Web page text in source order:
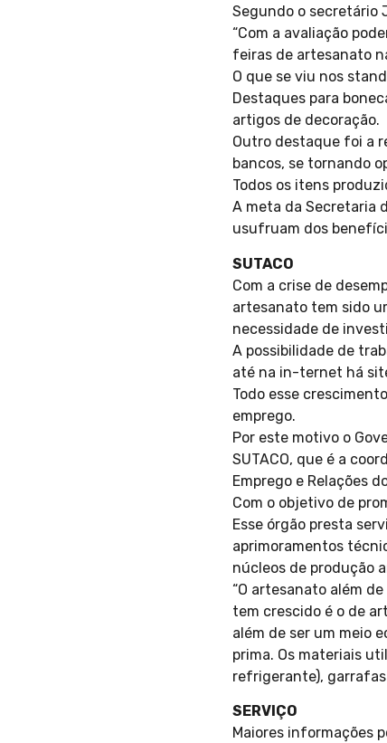
Segundo o secretário
“Com a avaliação
feiras de artesanato
O que se viu nos
Destaques para
artigos de decoração.
Outro destaque foi a
bancos, se tornando
Todos os itens
A meta da Secretaria
usufruam dos
SUTACO
Com a crise de
artesanato tem sido
necessidade de
A possibilidade de
até na in-ternet há
Todo esse
emprego.
Por este motivo o
SUTACO, que é a
Emprego e Relações
Com o objetivo de
Esse órgão presta
aprimoramentos
núcleos de produção
“O artesanato além
tem crescido é o de
além de ser um meio
prima. Os materiais
refrigerante), garrafas
SERVIÇO
Maiores informações